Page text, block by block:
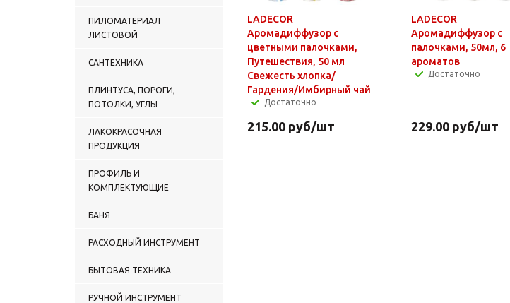
ПИЛОМАТЕРИАЛ
ЛИСТОВОЙ
САНТЕХНИКА
ПЛИНТУСА, ПОРОГИ,
ПОТОЛКИ, УГЛЫ
ЛАКОКРАСОЧНАЯ
ПРОДУКЦИЯ
ПРОФИЛЬ И
КОМПЛЕКТУЮЩИЕ
БАНЯ
РАСХОДНЫЙ ИНСТРУМЕНТ
БЫТОВАЯ ТЕХНИКА
РУЧНОЙ ИНСТРУМЕНТ
LADECOR
Аромадиффузор с
цветными палочками,
Путешествия, 50 мл
Свежесть хлопка/
Гардения/Имбирный чай
Достаточно
215.00 руб/шт
LADECOR
Аромадиффузор с
палочками, 50мл, 6
ароматов
Достаточно
229.00руб/шт